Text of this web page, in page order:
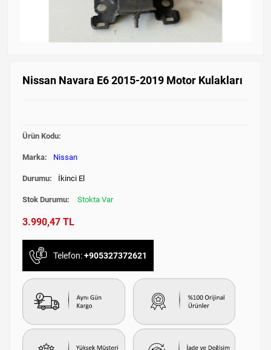
Nissan Navara E6 2015-2019 Motor Kulakları
Ürün Kodu:
Marka: Nissan
Durumu: İkinci El
Stok Durumu: Stokta Var
3.990,47 TL
Telefon:+905327372621